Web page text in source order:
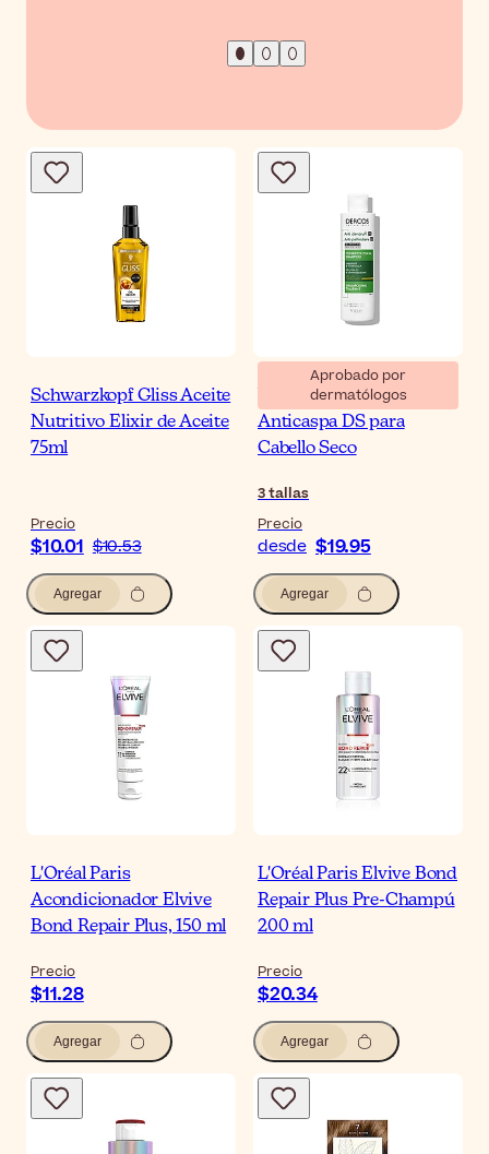
Schwarzkopf Gliss Aceite
Nutritivo Elixir de Aceite
75ml
Precio
$10.01 $10.53
Agregar
Aprobado por
dermatólogos
Vichy Dercos Champú
Anticaspa DS para
Cabello Seco
3tallas
Precio
desde $19.95
Agregar
L'Oréal Paris
Acondicionador Elvive
Bond Repair Plus, 150 ml
Precio
$11.28
Agregar
L'Oréal Paris Elvive Bond
Repair Plus Pre-Champú
200 ml
Precio
$20.34
Agregar